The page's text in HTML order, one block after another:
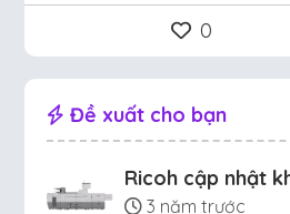
0
Đề xuất cho bạn
Ricoh cập nhật
3 năm trước